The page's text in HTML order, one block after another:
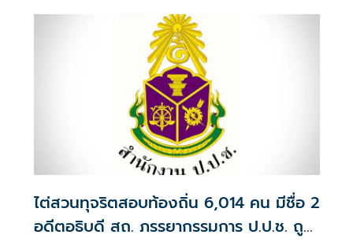
รจนา กัลป์ตินันท์ เมื่อครั้งดำรงตำแหน่งนายกเทศมนตรีนคร
อุบลราชธานี จังหวัดอุบลราชธานี
ไต่สวนทุจริตสอบท้องถิ่น 6,014 คน มีชื่อ 2
อดีตอธิบดี สถ. ภรรยากรรมการ ป.ป.ช. ถูก